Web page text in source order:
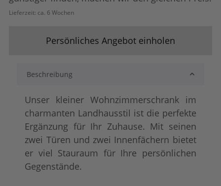
lackiert
+ 73,00 €
tief gebürstet
+ 152,00 € Konfigurator
+ 100,00 €
Lieferzeit: ca. 6 Wochen
Persönliches Angebot einholen
Beschreibung
Unser kleiner Wohnzimmerschrank im
charmanten Landhausstil ist die perfekte
Ergänzung für Ihr Zuhause. Mit seinen
zwei Türen und zwei Innenfächern bietet
er viel Stauraum für Ihre persönlichen
Gegenstände.